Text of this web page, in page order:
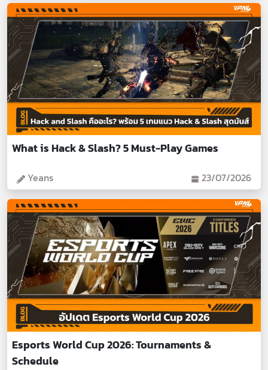
What is Hack & Slash? 5 Must-Play Games
Yeans 23/07/2026
Esports World Cup 2026: Tournaments &
Schedule